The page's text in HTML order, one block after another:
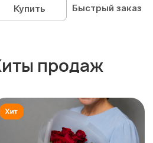
Купить
Быстрый заказ
продаж